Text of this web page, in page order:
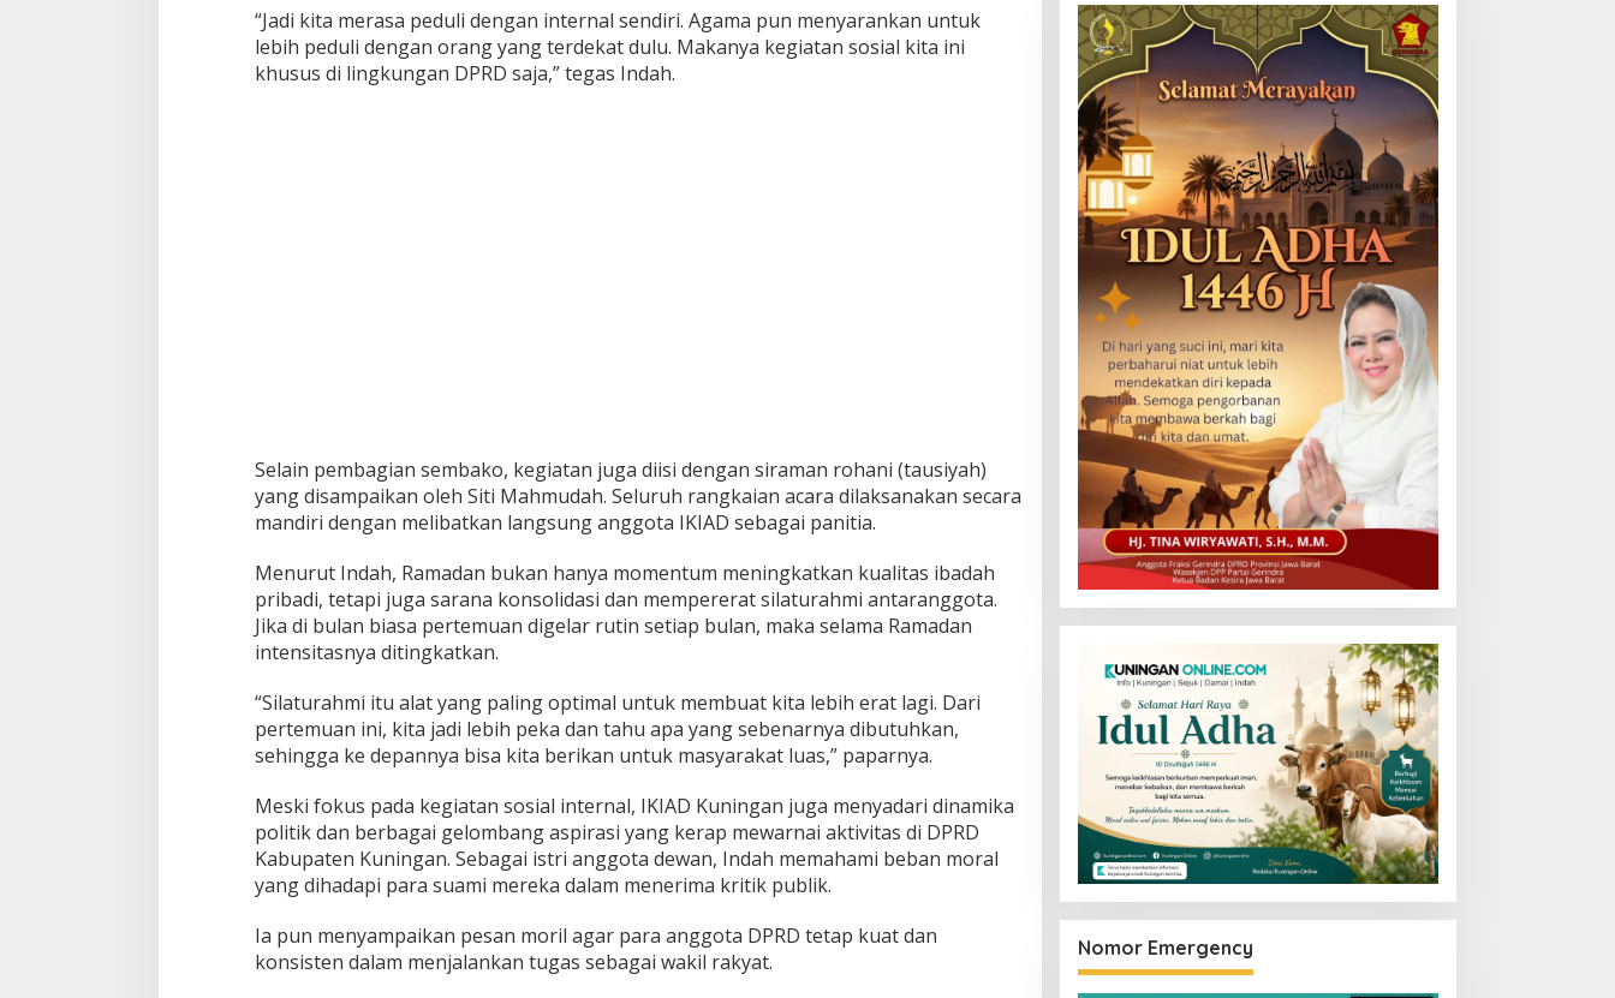
“Jadi kita merasa peduli dengan internal sendiri. Agama pun menyarankan untuk
lebih peduli dengan orang yang terdekat dulu. Makanya kegiatan sosial kita ini
khusus di lingkungan DPRD saja,” tegas Indah.
Selain pembagian sembako, kegiatan juga diisi dengan siraman rohani (tausiyah)
yang disampaikan oleh Siti Mahmudah. Seluruh rangkaian acara dilaksanakan secara
mandiri dengan melibatkan langsung anggota IKIAD sebagai panitia.
Menurut Indah, Ramadan bukan hanya momentum meningkatkan kualitas ibadah
pribadi, tetapi juga sarana konsolidasi dan mempererat silaturahmi antaranggota.
Jika di bulan biasa pertemuan digelar rutin setiap bulan, maka selama Ramadan
intensitasnya ditingkatkan.
“Silaturahmi itu alat yang paling optimal untuk membuat kita lebih erat lagi. Dari
pertemuan ini, kita jadi lebih peka dan tahu apa yang sebenarnya dibutuhkan,
sehingga ke depannya bisa kita berikan untuk masyarakat luas,” paparnya.
Meski fokus pada kegiatan sosial internal, IKIAD Kuningan juga menyadari dinamika
politik dan berbagai gelombang aspirasi yang kerap mewarnai aktivitas di DPRD
Kabupaten Kuningan. Sebagai istri anggota dewan, Indah memahami beban moral
yang dihadapi para suami mereka dalam menerima kritik publik.
Ia pun menyampaikan pesan moril agar para anggota DPRD tetap kuat dan
konsisten dalam menjalankan tugas sebagai wakil rakyat.
Nomor Emergency